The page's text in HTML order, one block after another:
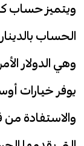
ويتميز حساب
الحساب
وهي الدولار
يوفر خيارات
والاستفادة من